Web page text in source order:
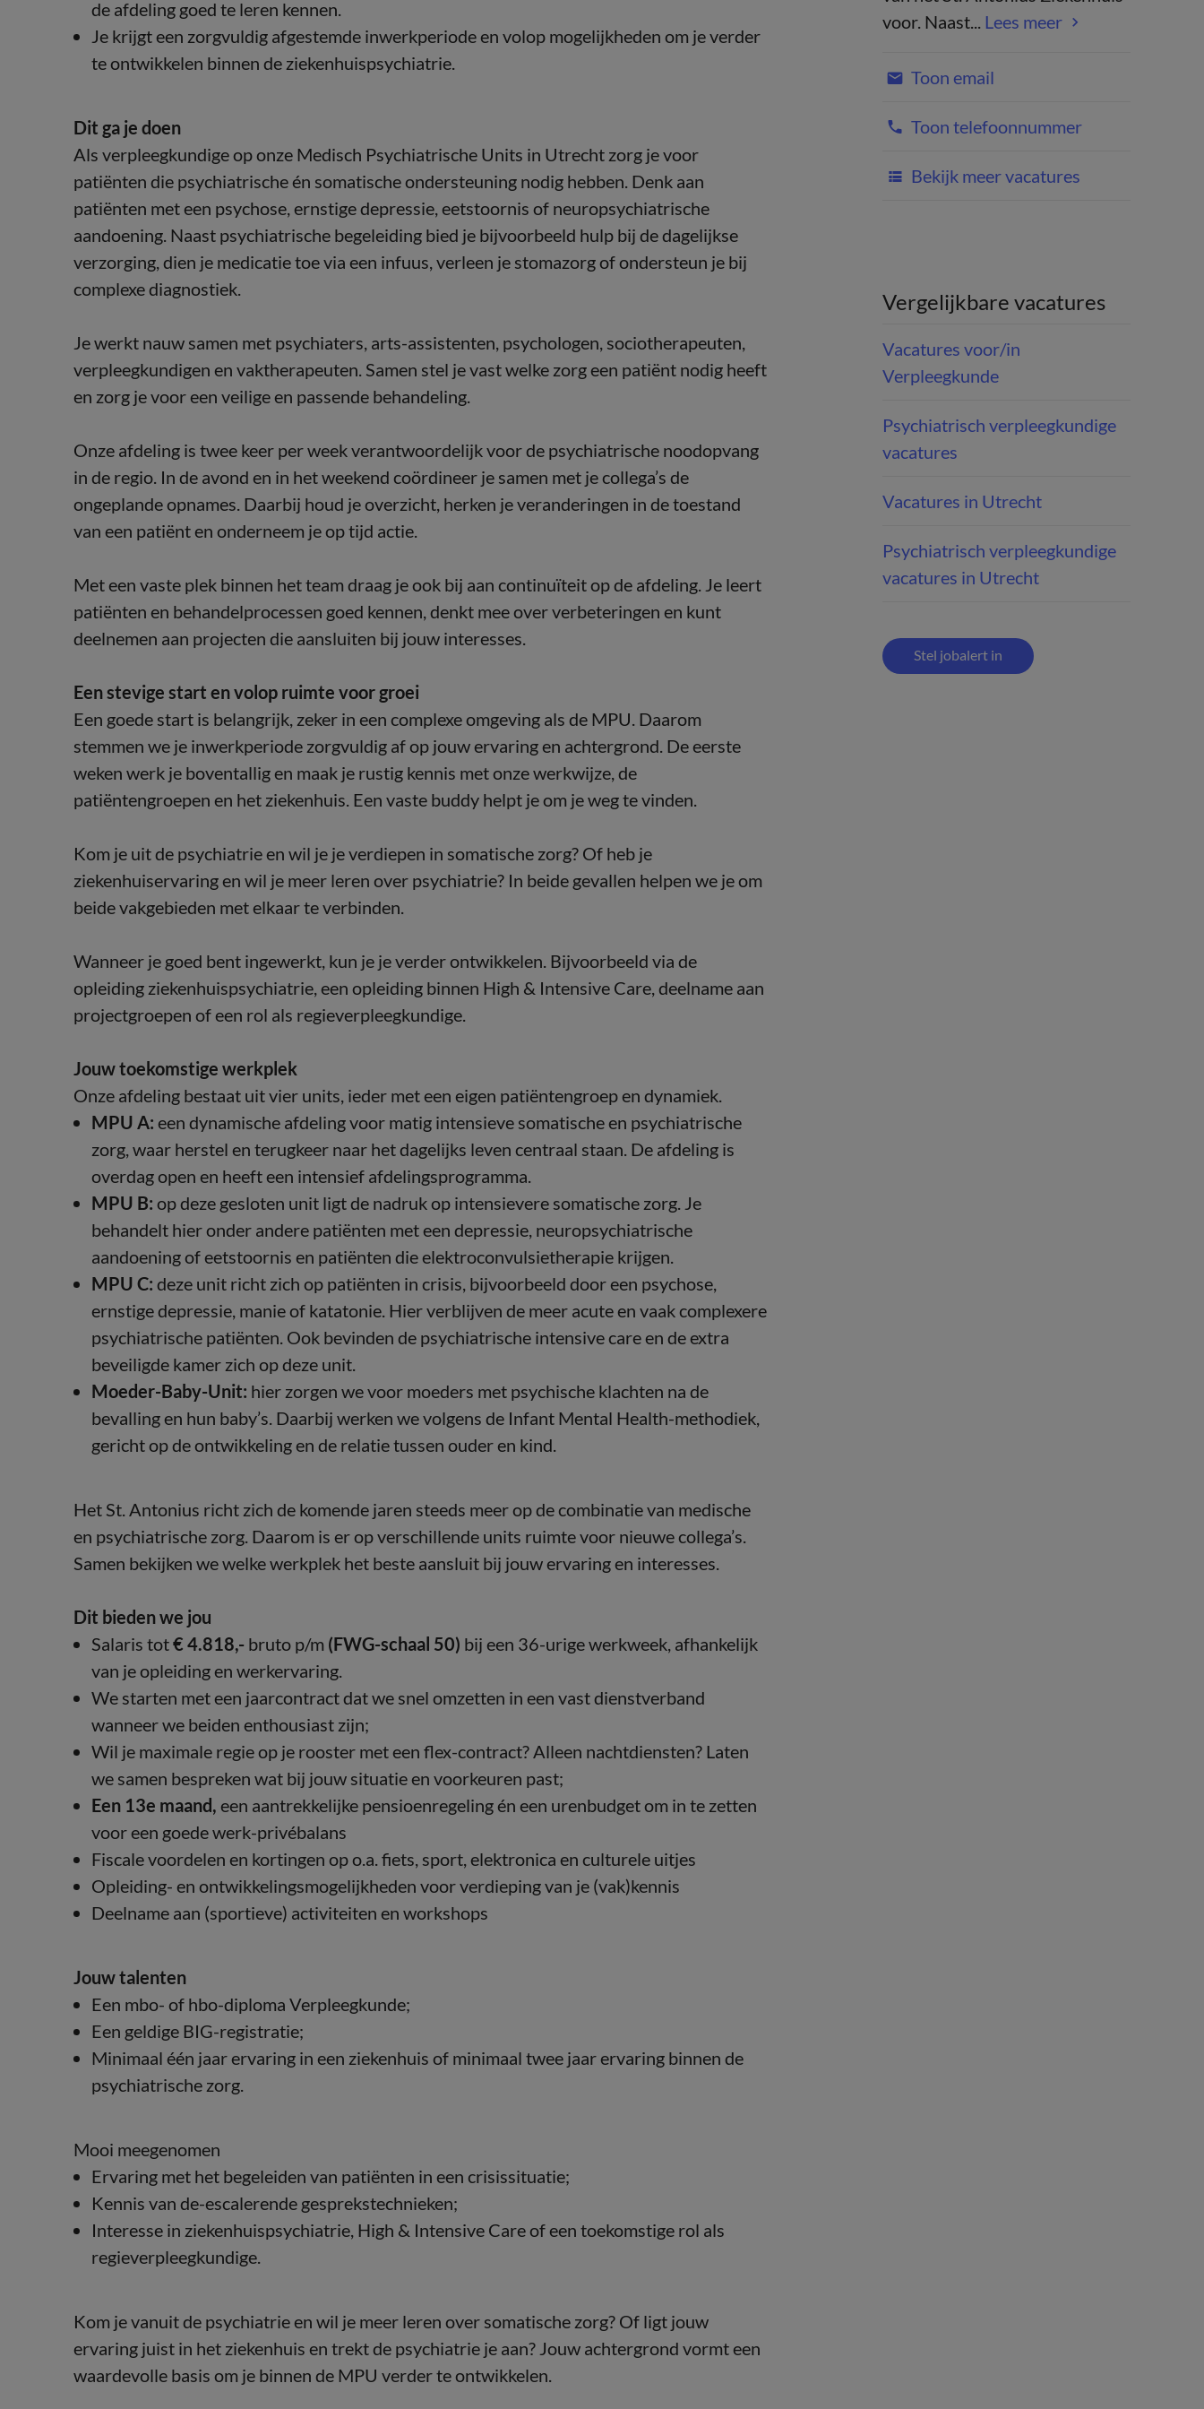
de afdeling goed te leren kennen.
Je krijgt een zorgvuldig afgestemde inwerkperiode en volop mogelijkheden om je verder
te ontwikkelen binnen de ziekenhuispsychiatrie.
Dit ga je doen
Als verpleegkundige op onze Medisch Psychiatrische Units in Utrecht zorg je voor
patiënten die psychiatrische én somatische ondersteuning nodig hebben. Denk aan
patiënten met een psychose, ernstige depressie, eetstoornis of neuropsychiatrische
aandoening. Naast psychiatrische begeleiding bied je bijvoorbeeld hulp bij de dagelijkse
verzorging, dien je medicatie toe via een infuus, verleen je stomazorg of ondersteun je bij
complexe diagnostiek.
Je werkt nauw samen met psychiaters, arts-assistenten, psychologen, sociotherapeuten,
verpleegkundigen en vaktherapeuten. Samen stel je vast welke zorg een patiënt nodig heeft
en zorg je voor een veilige en passende behandeling.
Onze afdeling is twee keer per week verantwoordelijk voor de psychiatrische noodopvang
in de regio. In de avond en in het weekend coördineer je samen met je collega’s de
ongeplande opnames. Daarbij houd je overzicht, herken je veranderingen in de toestand
van een patiënt en onderneem je op tijd actie.
Met een vaste plek binnen het team draag je ook bij aan continuïteit op de afdeling. Je leert
patiënten en behandelprocessen goed kennen, denkt mee over verbeteringen en kunt
deelnemen aan projecten die aansluiten bij jouw interesses.
Een stevige start en volop ruimte voor groei
Een goede start is belangrijk, zeker in een complexe omgeving als de MPU. Daarom
stemmen we je inwerkperiode zorgvuldig af op jouw ervaring en achtergrond. De eerste
weken werk je boventallig en maak je rustig kennis met onze werkwijze, de
patiëntengroepen en het ziekenhuis. Een vaste buddy helpt je om je weg te vinden.
Kom je uit de psychiatrie en wil je je verdiepen in somatische zorg? Of heb je
ziekenhuiservaring en wil je meer leren over psychiatrie? In beide gevallen helpen we je om
beide vakgebieden met elkaar te verbinden.
Wanneer je goed bent ingewerkt, kun je je verder ontwikkelen. Bijvoorbeeld via de
opleiding ziekenhuispsychiatrie, een opleiding binnen High & Intensive Care, deelname aan
projectgroepen of een rol als regieverpleegkundige.
Jouw toekomstige werkplek
Onze afdeling bestaat uit vier units, ieder met een eigen patiëntengroep en dynamiek.
MPU A: een dynamische afdeling voor matig intensieve somatische en psychiatrische
zorg, waar herstel en terugkeer naar het dagelijks leven centraal staan. De afdeling is
overdag open en heeft een intensief afdelingsprogramma.
MPU B: op deze gesloten unit ligt de nadruk op intensievere somatische zorg. Je
behandelt hier onder andere patiënten met een depressie, neuropsychiatrische
aandoening of eetstoornis en patiënten die elektroconvulsietherapie krijgen.
MPU C: deze unit richt zich op patiënten in crisis, bijvoorbeeld door een psychose,
ernstige depressie, manie of katatonie. Hier verblijven de meer acute en vaak complexere
psychiatrische patiënten. Ook bevinden de psychiatrische intensive care en de extra
beveiligde kamer zich op deze unit.
Moeder-Baby-Unit: hier zorgen we voor moeders met psychische klachten na de
bevalling en hun baby’s. Daarbij werken we volgens de Infant Mental Health-methodiek,
gericht op de ontwikkeling en de relatie tussen ouder en kind.
Het St. Antonius richt zich de komende jaren steeds meer op de combinatie van medische
en psychiatrische zorg. Daarom is er op verschillende units ruimte voor nieuwe collega’s.
Samen bekijken we welke werkplek het beste aansluit bij jouw ervaring en interesses.
Dit bieden we jou
Salaris tot€ 4.818,- bruto p/m (FWG-schaal 50) bij een 36-urige werkweek, afhankelijk
van je opleiding en werkervaring.
We starten met een jaarcontract dat we snel omzetten in een vast dienstverband
wanneer we beiden enthousiast zijn;
Wil je maximale regie op je rooster met een flex-contract? Alleen nachtdiensten? Laten
we samen bespreken wat bij jouw situatie en voorkeuren past;
Een 13e maand, een aantrekkelijke pensioenregeling én een urenbudget om in te zetten
voor een goede werk-privébalans
Fiscale voordelen en kortingen op o.a. fiets, sport, elektronica en culturele uitjes
Opleiding- en ontwikkelingsmogelijkheden voor verdieping van je (vak)kennis
Deelname aan (sportieve) activiteiten en workshops
Jouw talenten
Een mbo- of hbo-diploma Verpleegkunde;
Een geldige BIG-registratie;
Minimaal één jaar ervaring in een ziekenhuis of minimaal twee jaar ervaring binnen de
psychiatrische zorg.
Mooi meegenomen
Ervaring met het begeleiden van patiënten in een crisissituatie;
Kennis van de-escalerende gesprekstechnieken;
Interesse in ziekenhuispsychiatrie, High & Intensive Care of een toekomstige rol als
regieverpleegkundige.
Kom je vanuit de psychiatrie en wil je meer leren over somatische zorg? Of ligt jouw
ervaring juist in het ziekenhuis en trekt de psychiatrie je aan? Jouw achtergrond vormt een
waardevolle basis om je binnen de MPU verder te ontwikkelen.
voor. Naast... Lees meer
Toon email
Toon telefoonnummer
Bekijk meer vacatures
Vergelijkbare vacatures
Vacatures voor/in
Verpleegkunde
Psychiatrisch verpleegkundige
vacatures
Vacatures in Utrecht
Psychiatrisch verpleegkundige
vacatures in Utrecht
Stel jobalert in